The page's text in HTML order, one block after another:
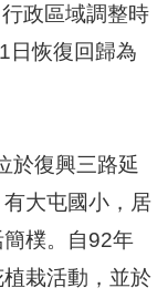
政區域調整時
日恢復回歸為
復興三路延
大屯國小，居
樸。自92年
栽活動，並於